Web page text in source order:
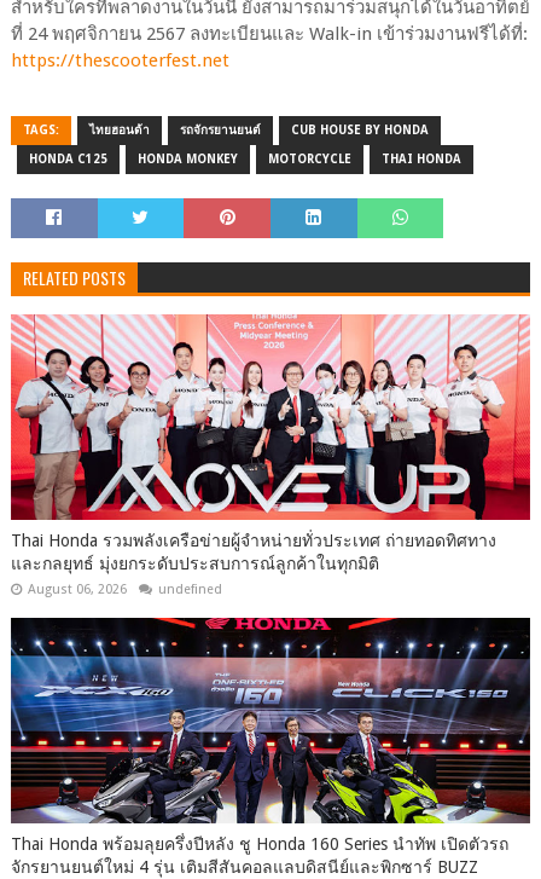
สำหรับใครที่พลาดงานในวันนี้ ยังสามารถมาร่วมสนุกได้ในวันอาทิตย์
ที่ 24 พฤศจิกายน 2567 ลงทะเบียนและ Walk-in เข้าร่วมงานฟรีได้ที่:
https://thescooterfest.net
TAGS: ไทยฮอนด้า รถจักรยานยนต์ CUB HOUSE BY HONDA
HONDA C125 HONDA MONKEY MOTORCYCLE THAI HONDA
RELATED POSTS
Thai Honda รวมพลังเครือข่ายผู้จำหน่ายทั่วประเทศ ถ่ายทอดทิศทาง
และกลยุทธ์ มุ่งยกระดับประสบการณ์ลูกค้าในทุกมิติ
August 06, 2026 undefined
Thai Honda พร้อมลุยครึ่งปีหลัง ชู Honda 160 Series นำทัพ เปิดตัวรถ
จักรยานยนต์ใหม่ 4 รุ่น เติมสีสันคอลแลบดิสนีย์และพิกซาร์ BUZZ